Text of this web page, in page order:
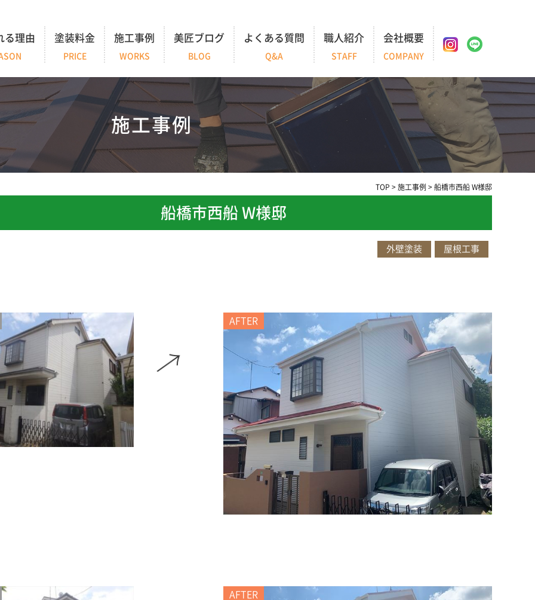
る理由 塗装料金
PRICE
施工事例
WORKS
美匠ブログ
BLOG
よくある質問
Q&A
職人紹介
STAFF
会社概要
COMPANY
施工事例
TOP > 施工事例 > 船橋市西船 W様邸
船橋市西船 W様邸
外壁塗装 屋根工事
AFTER
AFTER